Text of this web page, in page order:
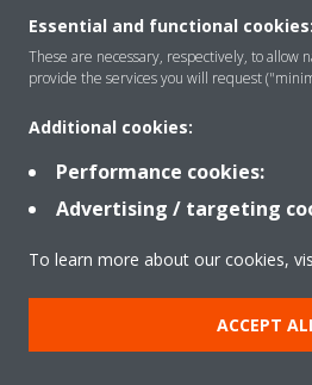
Rreth nesh
Zgjidhje
Kontakti
Produktet
Essential and functional cookies:
These are necessary, respectively, to allow
provide the services you will request
Additional cookies:
Performance cookies:
Advertising / targeting
To learn more about our cookies,
ACCEPT